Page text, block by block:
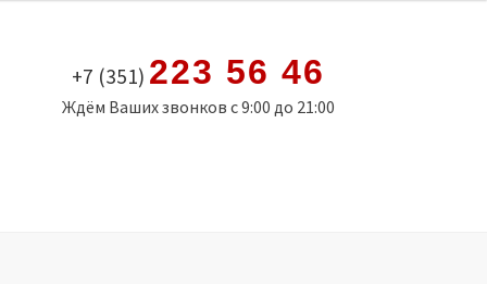
+7 (351) 223 56 46
Ждём Ваших звонков с 9:00 до 21:00